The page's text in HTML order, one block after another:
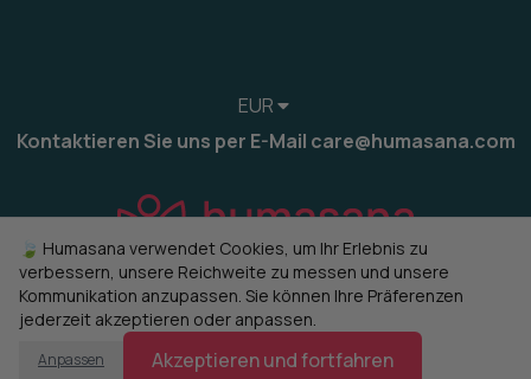
EUR
Kontaktieren Sie uns per E-Mail care@humasana.com
© 2022-2026 humasana Cookies verwalten
🍃 Humasana verwendet Cookies, um Ihr Erlebnis zu
verbessern, unsere Reichweite zu messen und unsere
Kommunikation anzupassen. Sie können Ihre Präferenzen
jederzeit akzeptieren oder anpassen.
Anpassen Akzeptieren und fortfahren